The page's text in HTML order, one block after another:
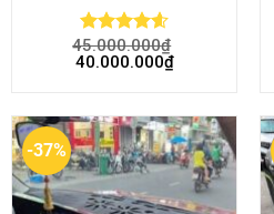
Rated4.58
out of 5
45.000.000₫
40.000.000₫
-37%